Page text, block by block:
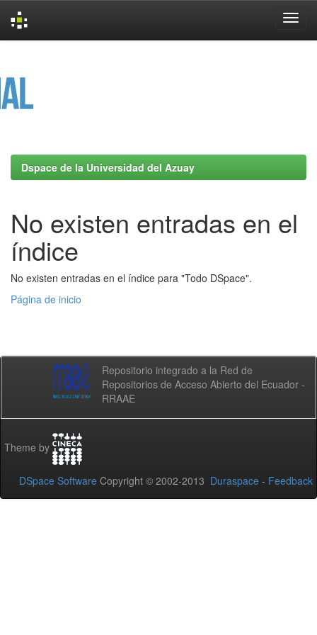
Dspace de la Universidad del Azuay
No existen entradas en el
índice
No existen entradas en el índice para "Todo DSpace".
Página de inicio
Repositorio integrado a la Red de
Repositorios de Acceso Abierto del Ecuador -
RRAAE
Theme by
DSpace Software Copyright © 2002-2013 Duraspace - Feedback